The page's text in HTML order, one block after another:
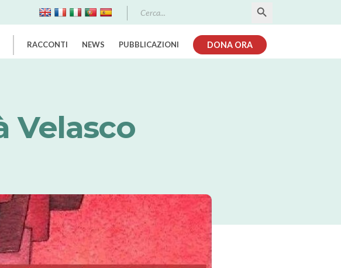
for:
RACCONTI NEWS PUBBLICAZIONI DONA ORA
Velasco